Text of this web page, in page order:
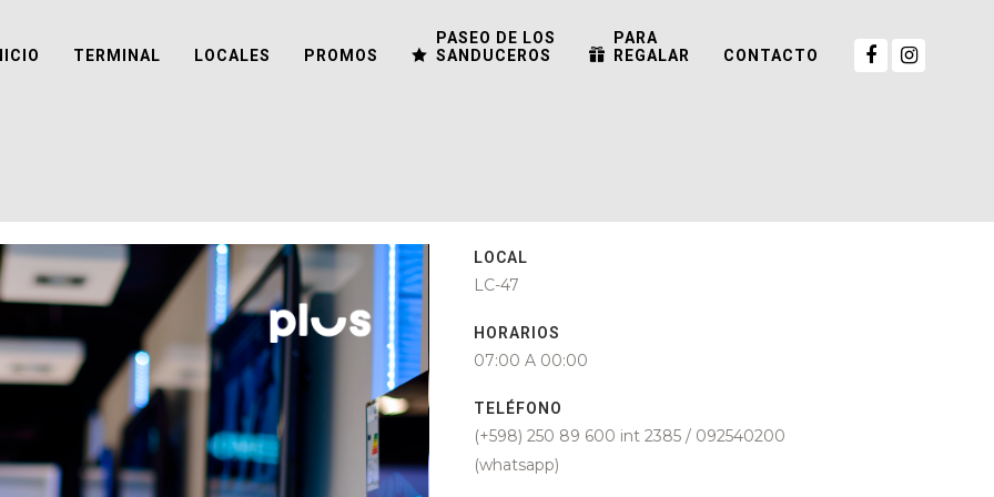
TERMINAL LOCALES PROMOS
PASEO DE LOS
SANDUCEROS
PARA
REGALAR
CONTACTO
LOCAL
LC-47
HORARIOS
07:00 A 00:00
TELÉFONO
(+598) 250 89 600 int 2385 / 092540200
(whatsapp)